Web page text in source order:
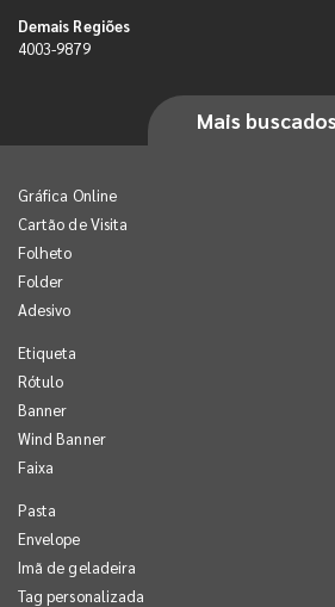
Demais Regiões
4003-9879
Mais
Gráfica Online
Cartão de Visita
Folheto
Folder
Adesivo
Etiqueta
Rótulo
Banner
Wind Banner
Faixa
Pasta
Envelope
Imã de geladeira
Tag personalizada